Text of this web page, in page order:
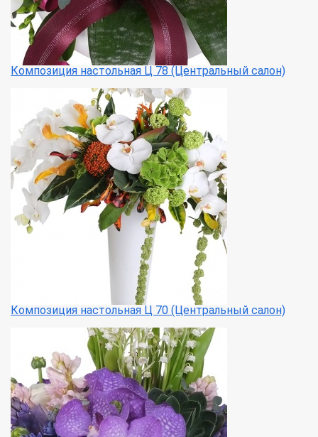
Композиция настольная Ц 78 (Центральный салон)
Композиция настольная Ц 70 (Центральный салон)